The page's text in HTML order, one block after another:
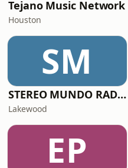
Tejano Music Network
Houston
SM
STEREO MUNDO RADIO
Lakewood
EP